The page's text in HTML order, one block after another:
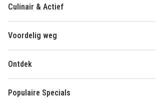
Culinair & Actief
Voordelig weg
Ontdek
Populaire Specials